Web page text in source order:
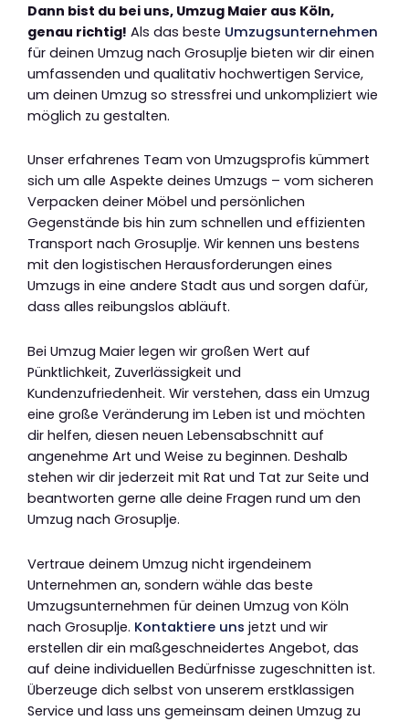
Dann bist du bei uns, Umzug Maier aus Köln,
genau richtig! Als das beste Umzugsunternehmen
für deinen Umzug nach Grosuplje bieten wir dir einen
umfassenden und qualitativ hochwertigen Service,
um deinen Umzug so stressfrei und unkompliziert wie
möglich zu gestalten.
Unser erfahrenes Team von Umzugsprofis kümmert
sich um alle Aspekte deines Umzugs – vom sicheren
Verpacken deiner Möbel und persönlichen
Gegenstände bis hin zum schnellen und effizienten
Transport nach Grosuplje. Wir kennen uns bestens
mit den logistischen Herausforderungen eines
Umzugs in eine andere Stadt aus und sorgen dafür,
dass alles reibungslos abläuft.
Bei Umzug Maier legen wir großen Wert auf
Pünktlichkeit, Zuverlässigkeit und
Kundenzufriedenheit. Wir verstehen, dass ein Umzug
eine große Veränderung im Leben ist und möchten
dir helfen, diesen neuen Lebensabschnitt auf
angenehme Art und Weise zu beginnen. Deshalb
stehen wir dir jederzeit mit Rat und Tat zur Seite und
beantworten gerne alle deine Fragen rund um den
Umzug nach Grosuplje.
Vertraue deinem Umzug nicht irgendeinem
Unternehmen an, sondern wähle das beste
Umzugsunternehmen für deinen Umzug von Köln
nach Grosuplje. Kontaktiere uns jetzt und wir
erstellen dir ein maßgeschneidertes Angebot, das
auf deine individuellen Bedürfnisse zugeschnitten ist.
Überzeuge dich selbst von unserem erstklassigen
Service und lass uns gemeinsam deinen Umzug zu